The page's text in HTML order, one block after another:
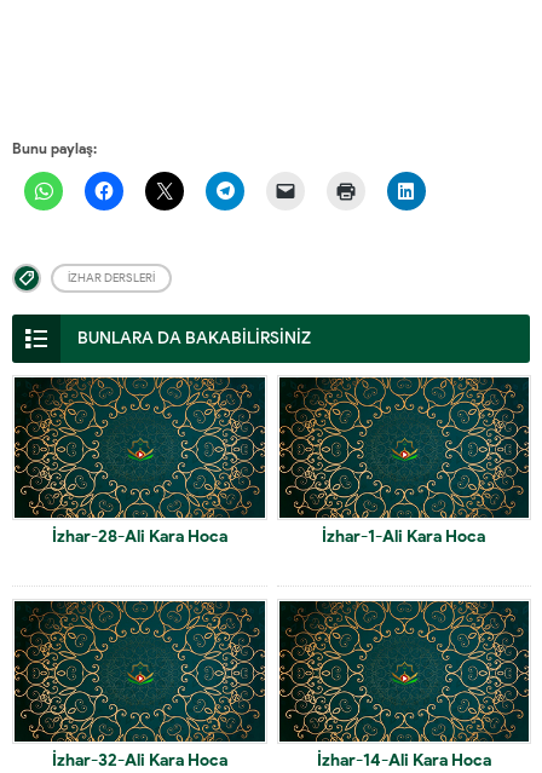
Bunu paylaş:
İZHAR DERSLERI
BUNLARA DA BAKABİLİRSİNİZ
İzhar-28-Ali Kara Hoca İzhar-1-Ali Kara Hoca
İzhar-32-Ali Kara Hoca İzhar-14-Ali Kara Hoca